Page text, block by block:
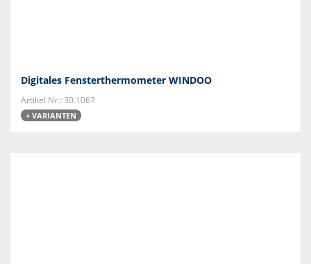
Digitales Fensterthermometer WINDOO
Artikel Nr.: 30.1067
+ VARIANTEN